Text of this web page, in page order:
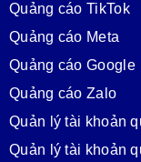
Quảng cáo TikTok
Quảng cáo Meta
Quảng cáo Google
Quảng cáo Zalo
Quản lý tài khoản
Quản lý tài khoản